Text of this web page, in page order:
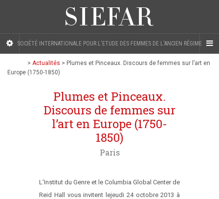
SOCIÉTÉ INTERNATIONALE POUR L'ETUDE DES FEMMES DE L'ANCIEN RÉGIME
> Actualités > Plumes et Pinceaux. Discours de femmes sur l’art en
Europe (1750-1850)
Plumes et Pinceaux.
Discours de femmes sur
l’art en Europe (1750-
1850)
Paris
L’Institut du Genre et le Columbia Global Center de
Reid Hall vous invitent lejeudi 24 octobre 2013 à